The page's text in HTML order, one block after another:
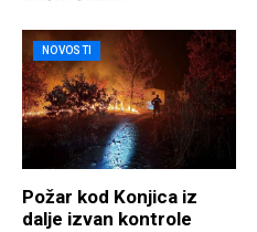
NOVOSTI
Požar kod Konjica iz
dalje izvan kontrole